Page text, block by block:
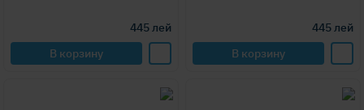
445лей
В корзину
445лей
В корзину